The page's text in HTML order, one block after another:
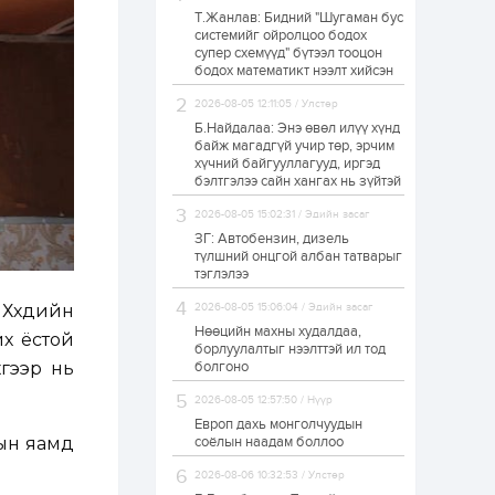
ёстой
нь
яамд
Н.Номтойбаяр:
Аймгуудад
тулгамдаж буй
асуудлуудыг долоо
хоног бүр Засгийн
газрын...
1 өдөр
УИХ-ын дарга
С.Бямбацогт төрийг
төлөөлөн Сутай
хайрхны тэнгэрийг
тахилгад оролцлоо
“Хотын дарга сонсож
дугаарыг
наймдугаар сарын
1 өдөр 0
руу нийтийн тээврийн
автобус 24 цагаар
үйлчилж байна
Т.Жанлав: Бидний "Шугаман бус
системийг ойролцоо бодох
супер схемүүд" бүтээл тооцон
бодох математикт нээлт хийсэн
2026-08-05 12:11:05 / Улстөр
Б.Найдалаа: Энэ өвөл илүү хүнд
байж магадгүй учир төр, эрчим
хүчний байгууллагууд, иргэд
бэлтгэлээ сайн хангах нь зүйтэй
2026-08-05 15:02:31 / Эдийн засаг
ЗГ: Автобензин, дизель
түлшний онцгой албан татварыг
тэглэлээ
2026-08-05 15:06:04 / Эдийн засаг
Нөөцийн махны худалдаа,
борлуулалтыг нээлттэй ил тод
болгоно
2026-08-05 12:57:50 / Нүүр
Европ дахь монголчуудын
соёлын наадам боллоо
2026-08-06 10:32:53 / Улстөр